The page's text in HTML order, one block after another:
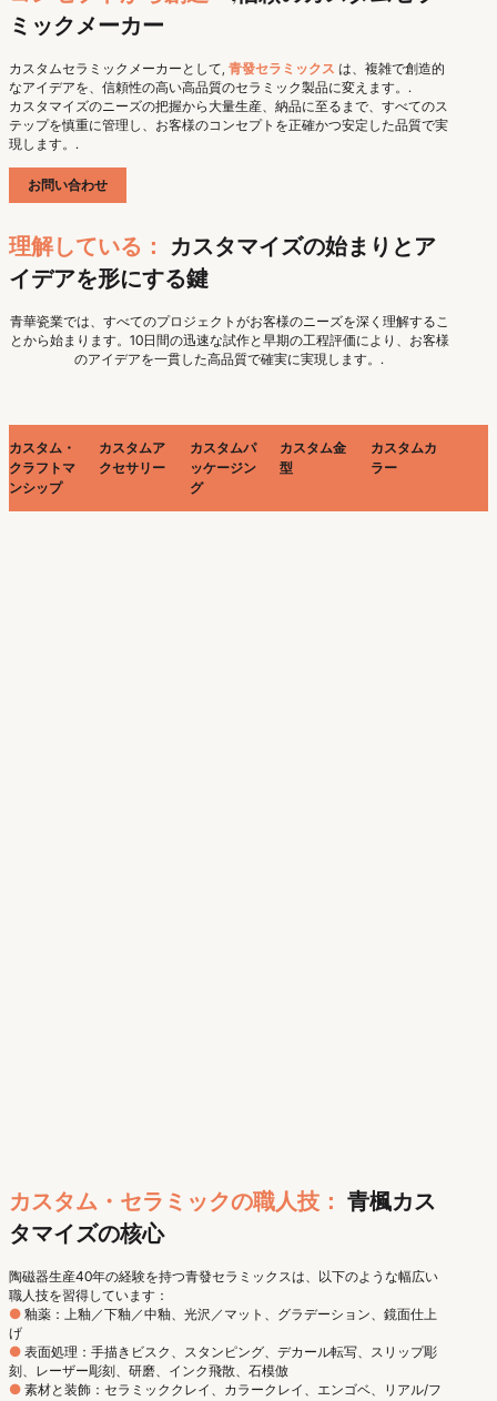
ミックメーカー
カスタムセラミックメーカーとして, 青發セラミックス は、複雑で創造的
なアイデアを、信頼性の高い高品質のセラミック製品に変えます。.
カスタマイズのニーズの把握から大量生産、納品に至るまで、すべてのス
テップを慎重に管理し、お客様のコンセプトを正確かつ安定した品質で実
現します。.
お問い合わせ
理解している： カスタマイズの始まりとア
イデアを形にする鍵
青華瓷業では、すべてのプロジェクトがお客様のニーズを深く理解するこ
とから始まります。10日間の迅速な試作と早期の工程評価により、お客様
のアイデアを一貫した高品質で確実に実現します。.
カスタム・
クラフトマ
ンシップ
カスタムア
クセサリー
カスタムパ
ッケージン
グ
カスタム金
型
カスタムカ
ラー
カスタム・セラミックの職人技： 青楓カス
タマイズの核心
陶磁器生産40年の経験を持つ青發セラミックスは、以下のような幅広い
職人技を習得しています：
● 釉薬：上釉／下釉／中釉、光沢／マット、グラデーション、鏡面仕上
げ
● 表面処理：手描きビスク、スタンピング、デカール転写、スリップ彫
刻、レーザー彫刻、研磨、インク飛散、石模倣
● 素材と装飾：セラミッククレイ、カラークレイ、エンゴベ、リアル/フ